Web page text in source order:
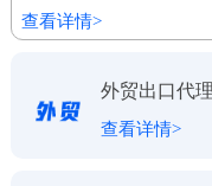
查看详情>
外贸出口代
对一服务
查看详情>